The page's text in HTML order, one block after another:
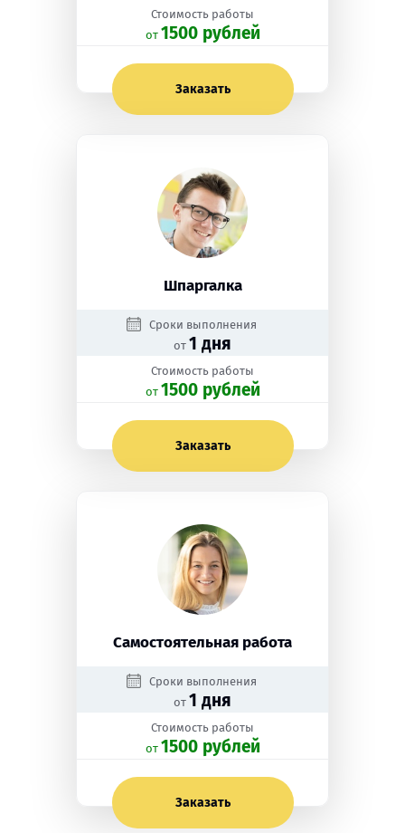
Стоимость работы
oт 1500 рублей
Заказать
Шпаргалка
Сроки выполнения
от 1 дня
Стоимость работы
oт 1500 рублей
Заказать
Самостоятельная работа
Сроки выполнения
от 1 дня
Стоимость работы
oт 1500 рублей
Заказать